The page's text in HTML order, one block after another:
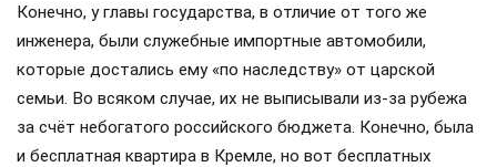
Конечно, у главы государства, в отличие от того же
инженера, были служебные импортные автомобили,
которые достались ему «по наследству» от царской
семьи. Во всяком случае, их не выписывали из-за рубежа
за счёт небогатого российского бюджета. Конечно, была
и бесплатная квартира в Кремле, но вот бесплатных